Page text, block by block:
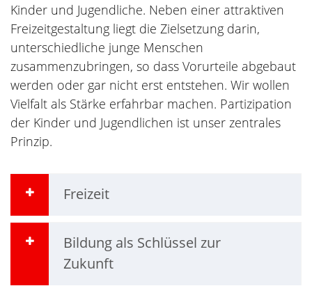
Kinder und Jugendliche. Neben einer attraktiven
Freizeitgestaltung liegt die Zielsetzung darin,
unterschiedliche junge Menschen
zusammenzubringen, so dass Vorurteile abgebaut
werden oder gar nicht erst entstehen. Wir wollen
Vielfalt als Stärke erfahrbar machen. Partizipation
der Kinder und Jugendlichen ist unser zentrales
Prinzip.
Freizeit
Bildung als Schlüssel zur
Zukunft